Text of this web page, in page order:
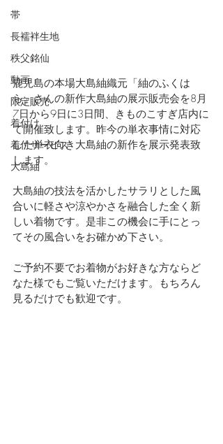
帯
長襦袢生地
秩父銘仙
動画
限定販売
着付け
着付サービス
大島紬
鹿児島の本場大島紬織元「紬のふくは
ら」さんの新作大島紬の展示販売会を8月
7日から9日に3日間、きものこすぎ店内に
て開催致します。昨今の単衣事情に対応
した単衣向き大島紬の新作を展示発表致
します。
大島紬の技法を活かしたサラリとした風
合いに軽さや涼やかさを融合した全く新
しい着物です。是非この機会に手にとっ
てその風合いをお確かめ下さい。
ご予約不要でお着物がお好きな方ならど
なた様でもご覧いただけます。もちろん
見るだけでも歓迎です。